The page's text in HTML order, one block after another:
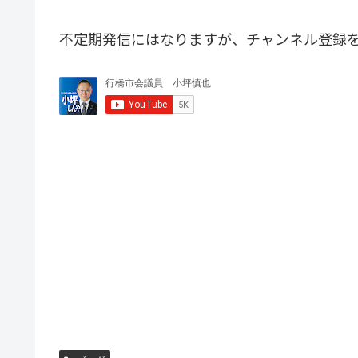
不定期発信にはなりますが、チャンネル登録